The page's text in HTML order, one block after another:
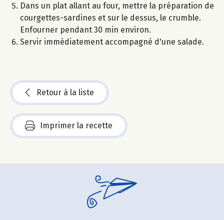
Dans un plat allant au four, mettre la préparation de
courgettes-sardines et sur le dessus, le crumble.
Enfourner pendant 30 min environ.
Servir immédiatement accompagné d'une salade.
Retour à la liste
Imprimer la recette